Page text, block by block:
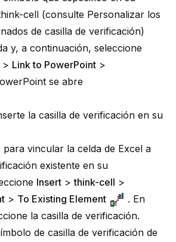
cell (consulte Personalizar los
de casilla de verificación)
y, a continuación, seleccione
> Link to PowerPoint >
se abre
la casilla de verificación en su
vincular la celda de Excel a
existente en su
Insert >think-cell >
> To Existing Element
. En
la casilla de verificación.
de casilla de verificación de